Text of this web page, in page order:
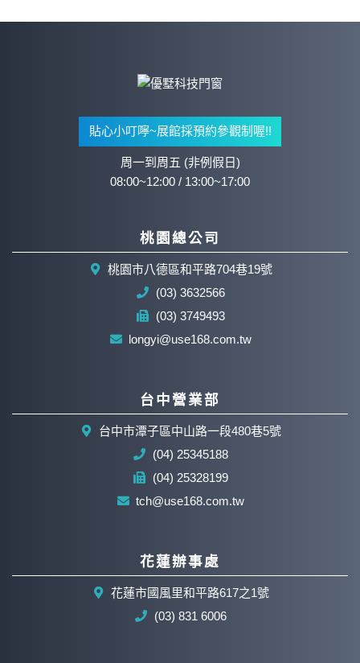
貼心小叮嚀~展館採預約參觀制喔!!
周一到周五 (非例假日)
08:00~12:00 / 13:00~17:00
桃園總公司
桃園市八德區和平路704巷19號
(03) 3632566
(03) 3749493
longyi@use168.com.tw
台中營業部
台中市潭子區中山路一段480巷5號
(04) 25345188
(04) 25328199
tch@use168.com.tw
花蓮辦事處
花蓮市國風里和平路617之1號
(03) 831 6006